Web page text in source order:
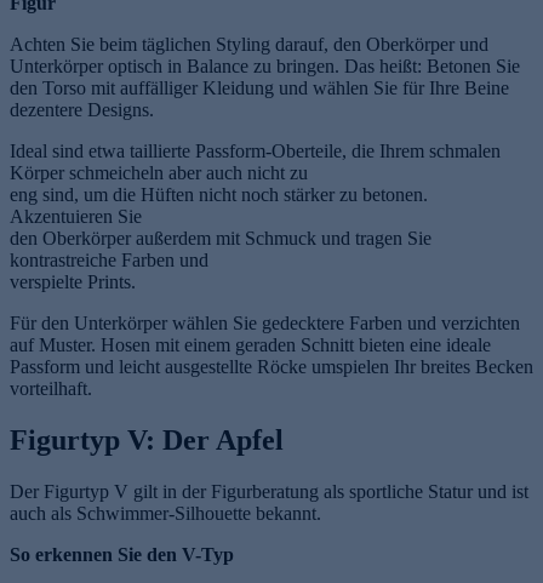
Achten Sie beim täglichen Styling darauf, den Oberkörper und
Unterkörper optisch in Balance zu bringen. Das heißt: Betonen Sie
den Torso mit auffälliger Kleidung und wählen Sie für Ihre Beine
dezentere Designs.
Ideal sind etwa taillierte Passform-Oberteile, die Ihrem schmalen
Körper schmeicheln aber auch nicht zu
eng sind, um die Hüften nicht noch stärker zu betonen.
Akzentuieren Sie
den Oberkörper außerdem mit Schmuck und tragen Sie
kontrastreiche Farben und
verspielte Prints.
Für den Unterkörper wählen Sie gedecktere Farben und verzichten
auf Muster. Hosen mit einem geraden Schnitt bieten eine ideale
Passform und leicht ausgestellte Röcke umspielen Ihr breites Becken
vorteilhaft.
Figurtyp V: Der Apfel
Der Figurtyp V gilt in der Figurberatung als sportliche Statur und ist
auch als Schwimmer-Silhouette bekannt.
So erkennen Sie den V-Typ